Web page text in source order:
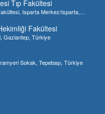
Tıp Fakültesi
Isparta Merkez/Isparta,
Fakültesi
Gaziantep, Türkiye
Sokak, Tepebaşı, Türkiye